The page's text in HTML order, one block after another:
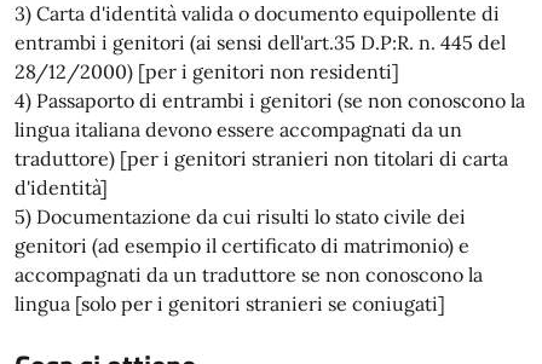
3) Carta d'identità valida o documento equipollente di
entrambi i genitori (ai sensi dell'art.35 D.P:R. n. 445 del
28/12/2000) [per i genitori non residenti]
4) Passaporto di entrambi i genitori (se non conoscono la
lingua italiana devono essere accompagnati da un
traduttore) [per i genitori stranieri non titolari di carta
d'identità]
5) Documentazione da cui risulti lo stato civile dei
genitori (ad esempio il certificato di matrimonio) e
accompagnati da un traduttore se non conoscono la
lingua [solo per i genitori stranieri se coniugati]